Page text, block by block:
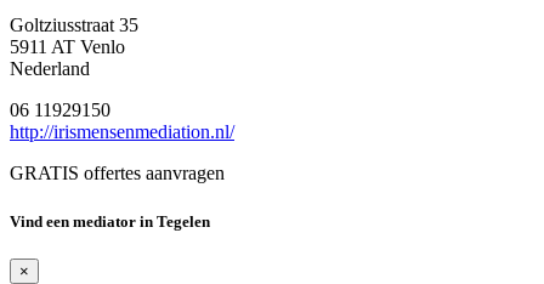
Goltziusstraat 35
5911 AT Venlo
Nederland
06 11929150
http://irismensenmediation.nl/
GRATIS offertes aanvragen
Vind een mediator in Tegelen
×